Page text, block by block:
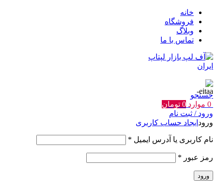
خانه
فروشگاه
وبلاگ
تماس با ما
جستجو
0 موارد 0 تومان
ورود / ثبت نام
ورود ایجاد حساب کاربری
نام کاربری یا آدرس ایمیل *
رمز عبور *
ورود